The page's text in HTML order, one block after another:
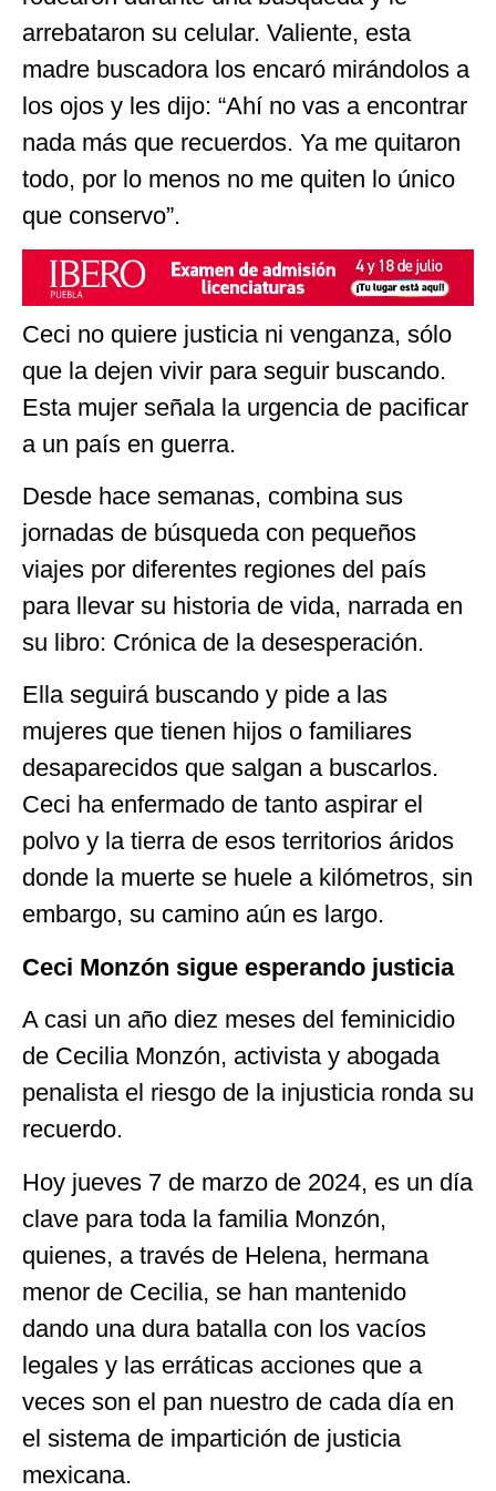
arrebataron su celular. Valiente, esta
madre buscadora los encaró mirándolos a
los ojos y les dijo: “Ahí no vas a encontrar
nada más que recuerdos. Ya me quitaron
todo, por lo menos no me quiten lo único
que conservo”.
Ceci no quiere justicia ni venganza, sólo
que la dejen vivir para seguir buscando.
Esta mujer señala la urgencia de pacificar
a un país en guerra.
Desde hace semanas, combina sus
jornadas de búsqueda con pequeños
viajes por diferentes regiones del país
para llevar su historia de vida, narrada en
su libro: Crónica de la desesperación.
Ella seguirá buscando y pide a las
mujeres que tienen hijos o familiares
desaparecidos que salgan a buscarlos.
Ceci ha enfermado de tanto aspirar el
polvo y la tierra de esos territorios áridos
donde la muerte se huele a kilómetros, sin
embargo, su camino aún es largo.
Ceci Monzón sigue esperando justicia
A casi un año diez meses del feminicidio
de Cecilia Monzón, activista y abogada
penalista el riesgo de la injusticia ronda su
recuerdo.
Hoy jueves 7 de marzo de 2024, es un día
clave para toda la familia Monzón,
quienes, a través de Helena, hermana
menor de Cecilia, se han mantenido
dando una dura batalla con los vacíos
legales y las erráticas acciones que a
veces son el pan nuestro de cada día en
el sistema de impartición de justicia
mexicana.